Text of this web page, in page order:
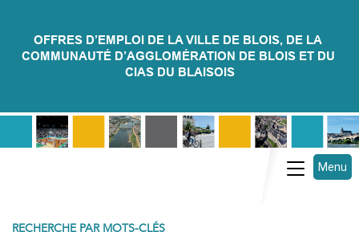
OFFRES D’EMPLOI DE LA VILLE DE BLOIS, DE LA
COMMUNAUTÉ D’AGGLOMÉRATION DE BLOIS ET DU
CIAS DU BLAISOIS
Toggle
Menu
RECHERCHE PAR MOTS-CLÉS